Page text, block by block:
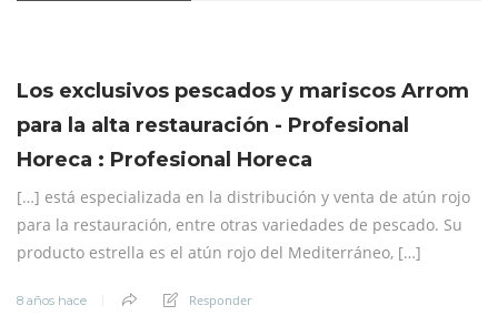
Los exclusivos pescados y mariscos Arrom
para la alta restauración - Profesional
Horeca : Profesional Horeca
[…] está especializada en la distribución y venta de atún rojo
para la restauración, entre otras variedades de pescado. Su
producto estrella es el atún rojo del Mediterráneo, […]
8 años hace Responder